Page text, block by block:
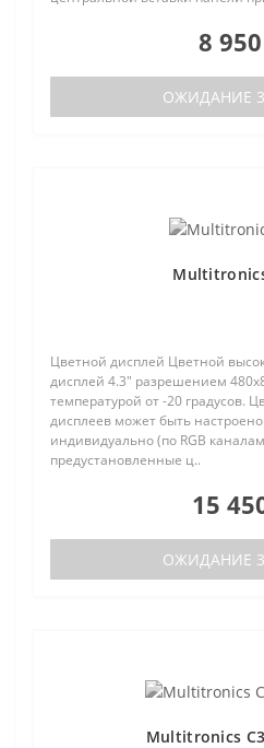
8
ОЖИДАНИЕ
Цветной дисплей Цветной
дисплей 4.3" разрешением
температурой от -20 градусов.
дисплеев может быть
индивидуально (по RGB
предустановленные ц..
15
ОЖИДАНИЕ
Multitronics